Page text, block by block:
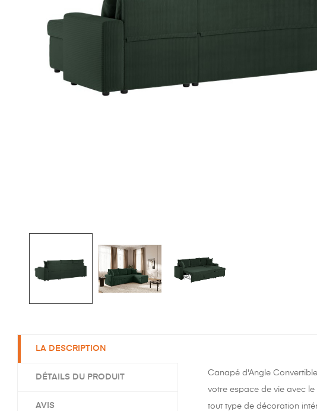
LA DESCRIPTION
DÉTAILS DU PRODUIT
AVIS
Canapé d'Angle
votre espace de vie avec
tout type de décoration